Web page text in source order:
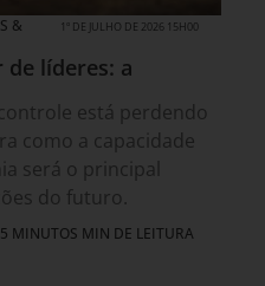
&
1º DE JULHO DE 2026 15H00
líderes: a
está perdendo
como a capacidade
será o principal
do futuro.
5 MINUTOS MIN DE LEITURA